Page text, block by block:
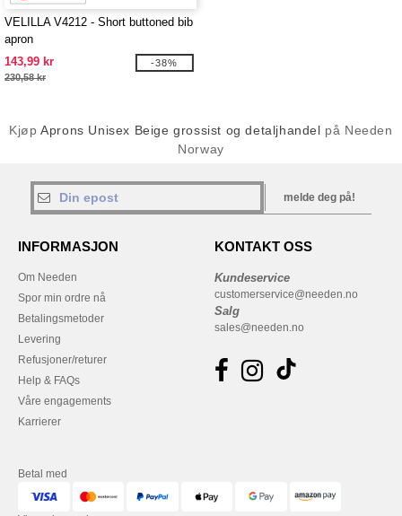
VELILLA V4212 - Short buttoned bib
apron
143,99 kr
230,58 kr
-38%
KjøpAprons Unisex Beige grossist og detaljhandel på Needen
Norway
melde deg på!
INFORMASJON
Om Needen
Spor min ordre nå
Betalingsmetoder
Levering
Refusjoner/returer
Help & FAQs
Våre engagements
Karrierer
KONTAKT OSS
Kundeservice
customerservice@needen.no
Salg
sales@needen.no
Betal med